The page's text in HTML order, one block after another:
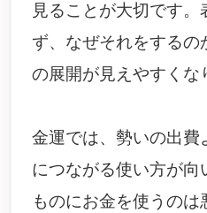
見ることが大切です
ず、なぜそれをするの
の展開が見えやすくな
金運では、勢いの出費
につながる使い方が向
ものにお金を使うのは